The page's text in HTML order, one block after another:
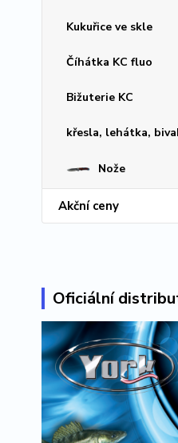
Kukuřice ve skle
Číhátka KC fluo
Bižuterie KC
křesla, lehátka,
Nože
Akční ceny
Oficiální